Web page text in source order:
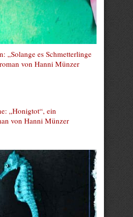
„Solange es Schmetterlinge
von Hanni Münzer
„Honigtot“, ein
von Hanni Münzer